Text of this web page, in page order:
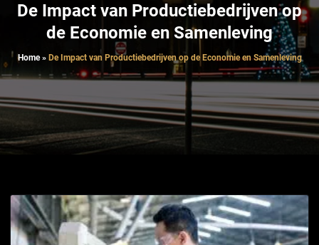
De Impact van Productiebedrijven op
de Economie en Samenleving
Home» De Impact van Productiebedrijven op de Economie en Samenleving